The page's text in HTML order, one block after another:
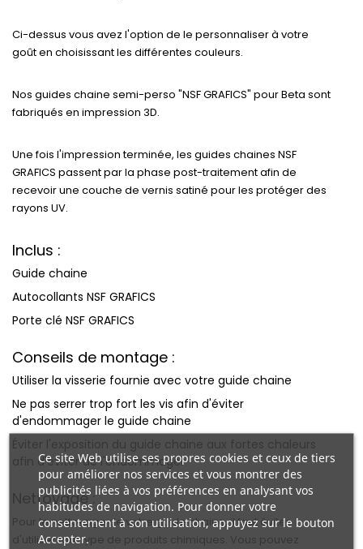
Ce site Web utilise ses propres cookies et ceux de tiers
pour améliorer nos services et vous montrer des
publicités liées à vos préférences en analysant vos
habitudes de navigation. Pour donner votre
consentement à son utilisation, appuyez sur le bouton
Accepter.
Ci-dessus vous avez l'option de le personnaliserà votre
goût en choisissant les différentes couleurs.
Nos guides chaine semi-perso "NSF GRAFICS" pourBeta sont
fabriqués en impression 3D.
Une fois l'impression terminée, les guides chaines NSF
GRAFICS passent par la phase post-traitementafin de
recevoirune couche de vernis satiné pour les protéger des
rayons UV.
Inclus :
Guide chaine
Autocollants NSF GRAFICS
Porte clé NSF GRAFICS
Conseils de montage :
Utiliser la visserie fournie avec votre guide chaine
Ne pas serrer trop fort les vis afin d'éviter
d'endommager le guide chaine
Éviter l'exposition du guide chaine aux fortes chaleurs
afin d'éviter de l'endommager
Nettoyage :
Pour le nettoyage de votre guide chaine, il faut éviter
d'utiliser tout type de produits chimiques. Vous pouvez